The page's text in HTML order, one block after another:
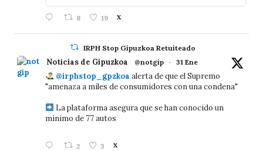
8 19 X
IRPH Stop Gipuzkoa Retuiteado
Noticias de Gipuzkoa @notgip · 31 Ene
@irphstop_gpzkoa alerta de que el Supremo
"amenaza a miles de consumidores con una condena"
La plataforma asegura que se han conocido un
mínimo de 77 autos
2 3 X